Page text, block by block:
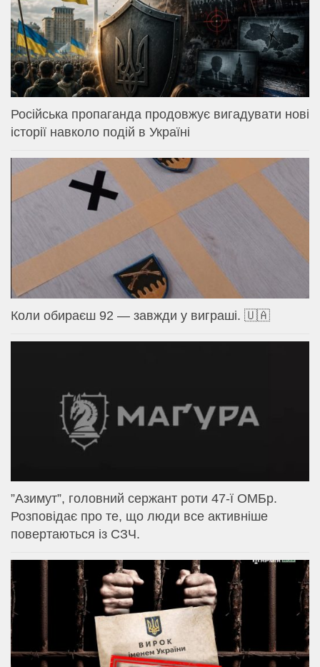
Російська пропаганда продовжує вигадувати нові
історії навколо подій в Україні
Коли обираєш 92 — завжди у виграші. 🇺🇦
⁨”Азимут”, головний сержант роти 47-ї ОМБр.
Розповідає про те, що люди все активніше
повертаються із СЗЧ.